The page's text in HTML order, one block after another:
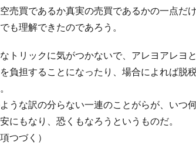
売買であるか真実の売買であるかの一点だ
も理解できたのであろう。
トリックに気がつかないで、アレヨアレヨ
負担することになったり、場合によれば脱
うな訳の分らない一連のことがらが、いつ
にもなり、恐くもなろうというものだ。
つづく）